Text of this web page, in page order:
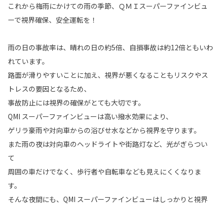
これから梅雨にかけての雨の季節、ＱＭＩスーパーファインビュ
ーで視界確保、安全運転を！
雨の日の事故率は、晴れの日の約5倍、自損事故は約12倍ともいわ
れています。
路面が滑りやすいことに加え、視界が悪くなることもリスクやス
トレスの要因となるため、
事故防止には視界の確保がとても大切です。
QMI スーパーファインビューは高い撥水効果により、
ゲリラ豪雨や対向車からの浴びせ水などから視界を守ります。
また雨の夜は対向車のヘッドライトや街路灯など、光がぎらつい
て
周囲の車だけでなく、歩行者や自転車なども見えにくくなりま
す。
そんな夜間にも、QMI スーパーファインビューはしっかりと視界